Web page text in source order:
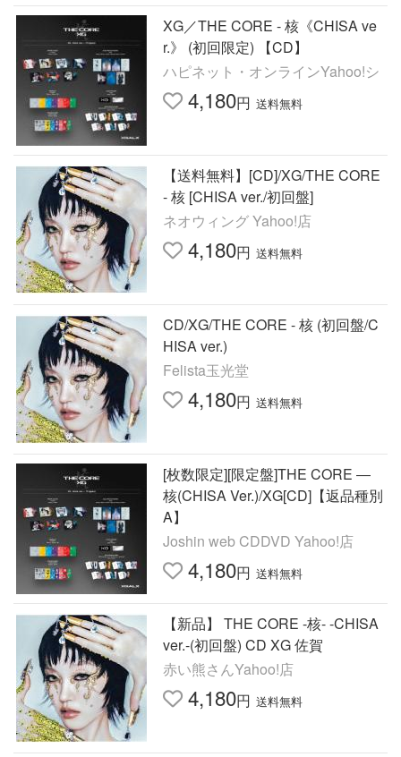
XG／THE CORE - 核《CHISA ve
r.》 (初回限定) 【CD】
ハピネット・オンラインYahoo!シ
4,180円 送料無料
【送料無料】[CD]/XG/THE CORE
- 核 [CHISA ver./初回盤]
ネオウィング Yahoo!店
4,180円 送料無料
CD/XG/THE CORE - 核 (初回盤/C
HISA ver.)
Felista玉光堂
4,180円 送料無料
[枚数限定][限定盤]THE CORE ―
核(CHISA Ver.)/XG[CD]【返品種別
A】
Joshin web CDDVD Yahoo!店
4,180円 送料無料
【新品】 THE CORE -核- -CHISA
ver.-(初回盤) CD XG 佐賀
赤い熊さんYahoo!店
4,180円 送料無料